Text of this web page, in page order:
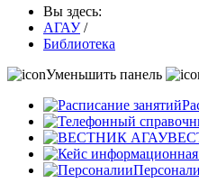
Вы здесь:
АГАУ /
Библиотека
Уменьшить панель